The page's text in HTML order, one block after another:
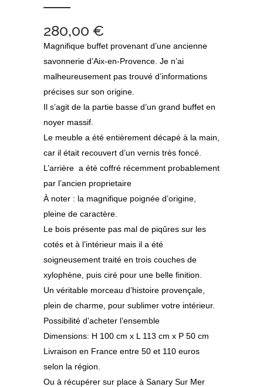
280,00 €
Magnifique buffet provenant d’une ancienne
savonnerie d’Aix-en-Provence. Je n’ai
malheureusement pas trouvé d’informations
précises sur son origine.
Il s’agit de la partie basse d’un grand buffet en
noyer massif.
Le meuble a été entièrement décapé à la main,
car il était recouvert d’un vernis très foncé.
L’arrière a été coffré récemment probablement
par l’ancien proprietaire
À noter : la magnifique poignée d’origine,
pleine de caractère.
Le bois présente pas mal de piqûres sur les
cotés et à l’intérieur mais il a été
soigneusement traité en trois couches de
xylophène, puis ciré pour une belle finition.
Un véritable morceau d’histoire provençale,
plein de charme, pour sublimer votre intérieur.
Possibilité d’acheter l’ensemble
Dimensions: H 100 cm x L 113 cm x P 50 cm
Livraison en France entre 50 et 110 euros
selon la région.
Ou à récupérer sur place à Sanary Sur Mer